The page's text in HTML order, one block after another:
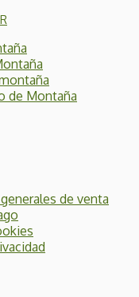
de Montaña
de venta